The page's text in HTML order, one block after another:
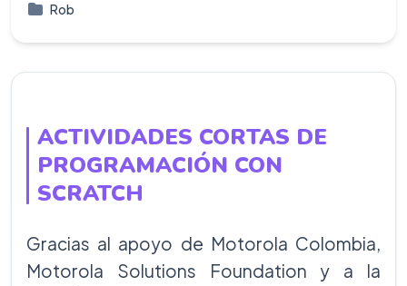
Rob
ACTIVIDADES CORTAS DE
PROGRAMACIÓN CON
SCRATCH
Gracias al apoyo de Motorola Colombia,
Motorola Solutions Foundation y a la